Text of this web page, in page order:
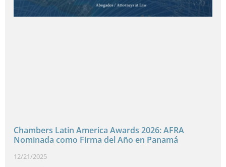
Chambers Latin America Awards 2026: AFRA
Nominada como Firma del Año en Panamá
12/21/2025